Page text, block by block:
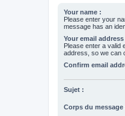
Your name :
Please enter your
message has an
Your email address
Please enter a valid
address, so we can
Confirm email
Sujet :
Corps du message